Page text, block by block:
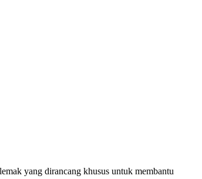
yang dirancang khusus untuk membantu